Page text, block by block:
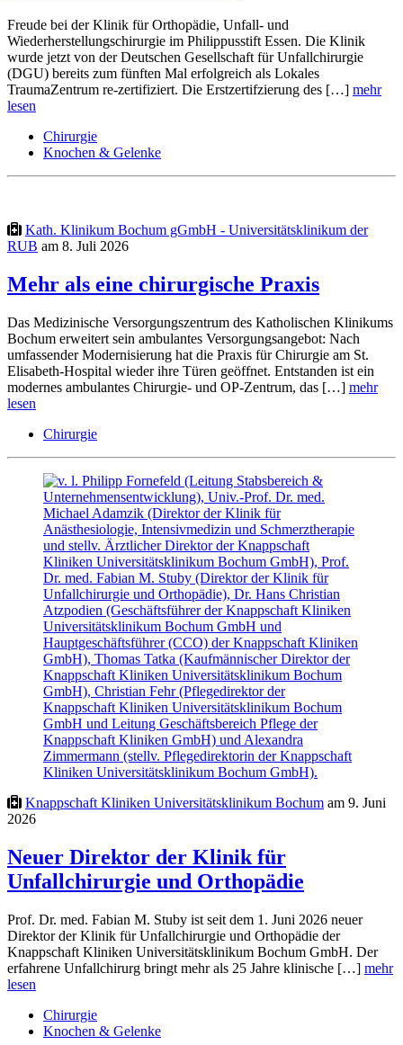
Freude bei der Klinik für Orthopädie, Unfall- und
Wiederherstellungschirurgie im Philippusstift Essen. Die Klinik
wurde jetzt von der Deutschen Gesellschaft für Unfallchirurgie
(DGU) bereits zum fünften Mal erfolgreich als Lokales
TraumaZentrum re-zertifiziert. Die Erstzertifzierung des […] mehr
lesen
Chirurgie
Knochen & Gelenke
Kath. Klinikum Bochum gGmbH - Universitätsklinikum der
RUB am 8. Juli 2026
Mehr als eine chirurgische Praxis
Das Medizinische Versorgungszentrum des Katholischen Klinikums
Bochum erweitert sein ambulantes Versorgungsangebot: Nach
umfassender Modernisierung hat die Praxis für Chirurgie am St.
Elisabeth-Hospital wieder ihre Türen geöffnet. Entstanden ist ein
modernes ambulantes Chirurgie- und OP-Zentrum, das […] mehr
lesen
Chirurgie
Knappschaft Kliniken Universitätsklinikum Bochum am 9. Juni
2026
Neuer Direktor der Klinik für
Unfallchirurgie und Orthopädie
Prof. Dr. med. Fabian M. Stuby ist seit dem 1. Juni 2026 neuer
Direktor der Klinik für Unfallchirurgie und Orthopädie der
Knappschaft Kliniken Universitätsklinikum Bochum GmbH. Der
erfahrene Unfallchirurg bringt mehr als 25 Jahre klinische […] mehr
lesen
Chirurgie
Knochen & Gelenke